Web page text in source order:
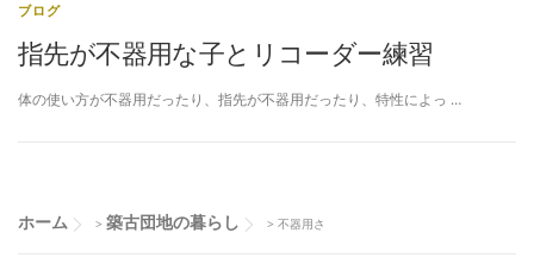
ブログ
指先が不器用な子とリコーダー練習
体の使い方が不器用だったり、指先が不器用だったり、特性によっ …
ホーム > 築古団地の暮らし > 不器用さ